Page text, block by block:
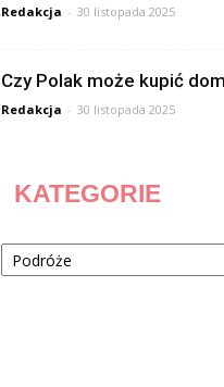
Redakcja - 30 listopada 2025
Czy Polak może kupić
Redakcja - 30 listopada 2025
KATEGORIE
Kategorie